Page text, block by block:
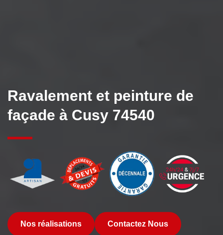
Ravalement et peinture de
façade à Cusy 74540
Nos réalisations Contactez Nous